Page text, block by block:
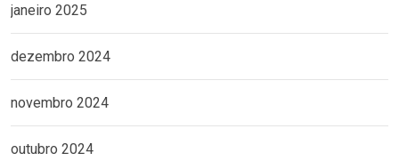
janeiro 2025
dezembro 2024
novembro 2024
outubro 2024